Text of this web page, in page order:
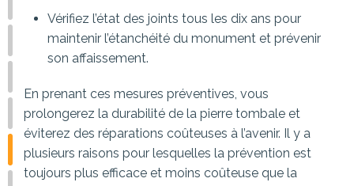
Vérifiez l’état des joints tous les dix ans pour
maintenir l’étanchéité du monument et prévenir
son affaissement.
En prenant ces mesures préventives, vous
prolongerez la durabilité de la pierre tombale et
éviterez des réparations coûteuses à l’avenir. Il y a
plusieurs raisons pour lesquelles la prévention est
toujours plus efficace et moins coûteuse que la